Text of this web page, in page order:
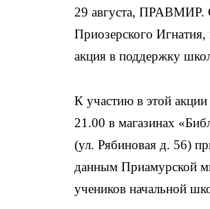
29 августа, ПРАВМИР.
Приозерского
акция в поддержку
К участию в этой
21.00 в магазинах
(ул. Рябиновая д. 56)
данным Приамурской
учеников начальной